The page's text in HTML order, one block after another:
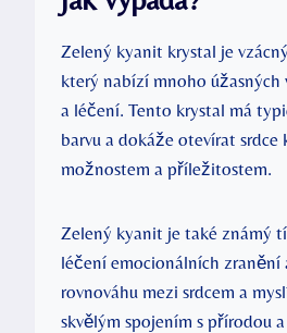
Zelený kyanit krystal je
který nabízí mnoho úžasných
a léčení. Tento krystal má
barvu a dokáže otevírat srdce
možnostem a příležitostem.
Zelený kyanit je také známý
léčení emocionálních zranění
rovnováhu mezi srdcem a
skvělým spojením s přírodou